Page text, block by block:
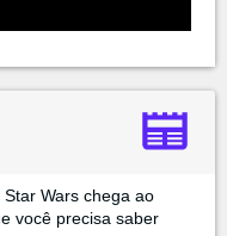
Wars chega ao
você precisa saber